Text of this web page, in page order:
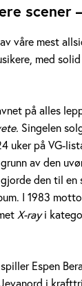
scener
våre mest
med
på alles
Singelen
uker på VG-
av den
den til en
I 1983
X-rayi
Espen